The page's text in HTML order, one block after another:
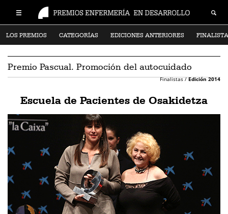
LOS PREMIOS CATEGORÍAS EDICIONES ANTERIORES
Premio Pascual. Promoción del autocuidado
Finalistas /Edición 2014
Escuela de Pacientes de Osakidetza